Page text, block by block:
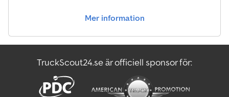
Mer information
TruckScout24.se är officiell sponsor för: